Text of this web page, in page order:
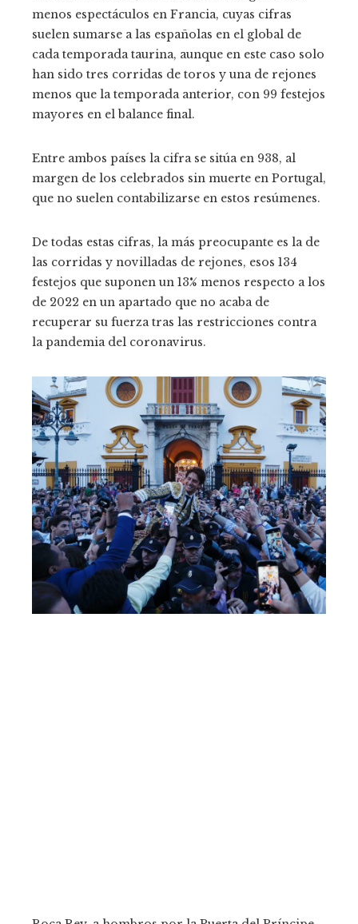
menos espectáculos en Francia, cuyas cifras
suelen sumarse a las españolas en el global de
cada temporada taurina, aunque en este caso solo
han sido tres corridas de toros y una de rejones
menos que la temporada anterior, con 99 festejos
mayores en el balance final.
Entre ambos países la cifra se sitúa en 938, al
margen de los celebrados sin muerte en Portugal,
que no suelen contabilizarse en estos resúmenes.
De todas estas cifras, la más preocupante es la de
las corridas y novilladas de rejones, esos 134
festejos que suponen un 13% menos respecto a los
de 2022 en un apartado que no acaba de
recuperar su fuerza tras las restricciones contra
la pandemia del coronavirus.